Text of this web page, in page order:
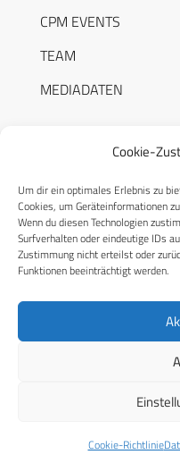
Cookie-
Um dir ein optimales Erlebnis zu
Cookies, um Geräteinformationen
Wenn du diesen Technologien
Surfverhalten oder eindeutige IDs
Zustimmung nicht erteilst oder
Funktionen beeinträchtigt werden.
Cookie-Richtlinie
CPM EVENTS
TEAM
MEDIADATEN
RECHTLICHES
Datenschutzerklärung
Cookie-Richtlinie (EU)
© 2026 CPM